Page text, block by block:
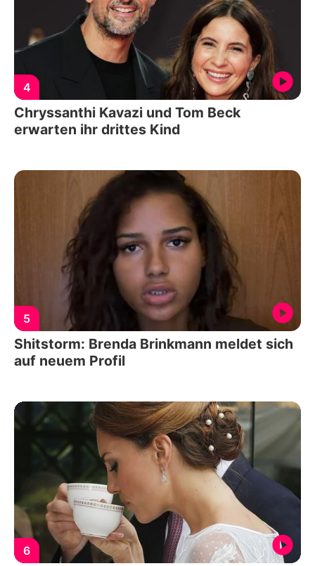
4
Chryssanthi Kavazi und Tom Beck
erwarten ihr drittes Kind
5
Shitstorm: Brenda Brinkmann meldet sich
auf neuem Profil
6